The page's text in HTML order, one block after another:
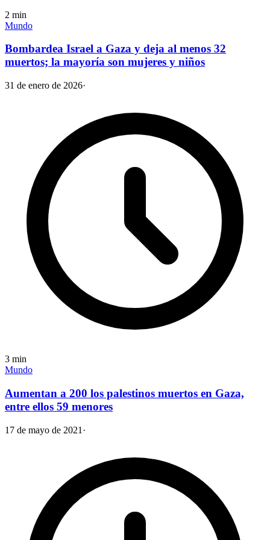
2 min
Mundo
Bombardea Israel a Gaza y deja al menos 32
muertos; la mayoría son mujeres y niños
31 de enero de 2026·
3 min
Mundo
Aumentan a 200 los palestinos muertos en Gaza,
entre ellos 59 menores
17 de mayo de 2021 ·